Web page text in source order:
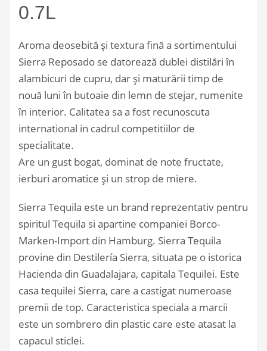
0.7L
Aroma deosebită şi textura fină a sortimentului
Sierra Reposado se datorează dublei distilări în
alambicuri de cupru, dar şi maturării timp de
nouă luni în butoaie din lemn de stejar, rumenite
în interior. Calitatea sa a fost recunoscuta
international in cadrul competitiilor de
specialitate.
Are un gust bogat, dominat de note fructate,
ierburi aromatice şi un strop de miere.
Sierra Tequila este un brand reprezentativ pentru
spiritul Tequila si apartine companiei Borco-
Marken-Import din Hamburg. Sierra Tequila
provine din Destilería Sierra, situata pe o istorica
Hacienda din Guadalajara, capitala Tequilei. Este
casa tequilei Sierra, care a castigat numeroase
premii de top. Caracteristica speciala a marcii
este un sombrero din plastic care este atasat la
capacul sticlei.